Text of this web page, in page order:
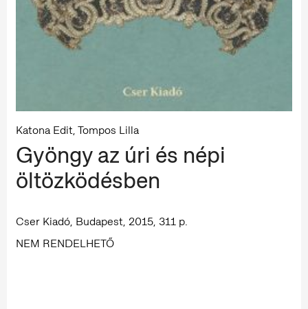
Katona Edit, Tompos Lilla
Gyöngy az úri és népi
öltözködésben
Cser Kiadó, Budapest, 2015, 311 p.
NEM RENDELHETŐ